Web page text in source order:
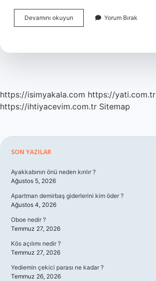
Devamını okuyun Nayman
Ana
Yorum Bırak
https://isimyakala.com https://yati.com.tr
https://ihtiyacevim.com.tr Sitemap
Sidebar
SON YAZILAR
Ayakkabının önü neden kırılır ?
Ağustos 5, 2026
Apartman demirbaş giderlerini kim öder ?
Ağustos 4, 2026
Oboe nedir ?
Temmuz 27, 2026
Kös açılımı nedir ?
Temmuz 27, 2026
Yediemin çekici parası ne kadar ?
Temmuz 26, 2026